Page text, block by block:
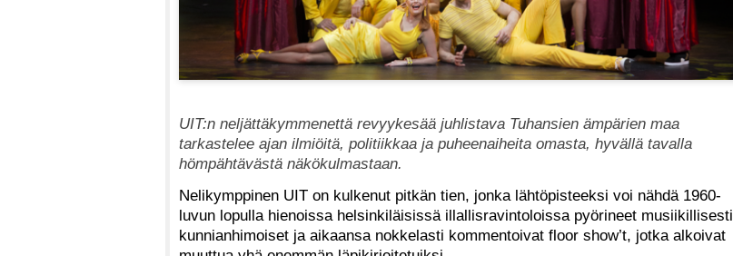
UIT:n neljättäkymmenettä revyykesää juhlistava Tuhansien ämpärien maa
tarkastelee ajan ilmiöitä, politiikkaa ja puheenaiheita omasta, hyvällä tavalla
hömpähtävästä näkökulmastaan.
Nelikymppinen UIT on kulkenut pitkän tien, jonka lähtöpisteeksi voi nähdä 1960-
luvun lopulla hienoissa helsinkiläisissä illallisravintoloissa pyörineet musiikillisesti
kunnianhimoiset ja aikaansa nokkelasti kommentoivat floor show’t, jotka alkoivat